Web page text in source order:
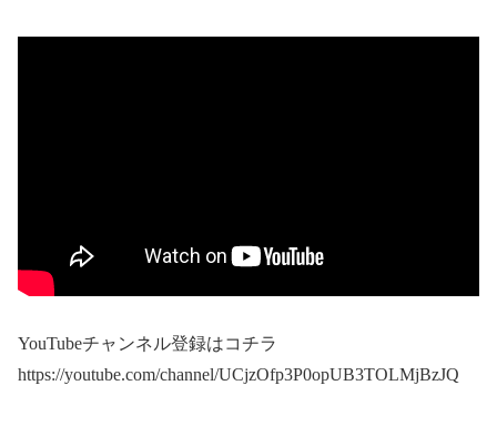
YouTubeチャンネル登録はコチラ
https://youtube.com/channel/UCjzOfp3P0opUB3TOLMjBzJQ